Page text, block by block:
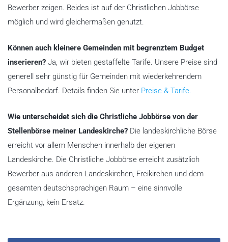
Bewerber zeigen. Beides ist auf der Christlichen Jobbörse
möglich und wird gleichermaßen genutzt.
Können auch kleinere Gemeinden mit begrenztem Budget
inserieren? Ja, wir bieten gestaffelte Tarife. Unsere Preise sind
generell sehr günstig für Gemeinden mit wiederkehrendem
Personalbedarf. Details finden Sie unter Preise & Tarife.
Wie unterscheidet sich die Christliche Jobbörse von der
Stellenbörse meiner Landeskirche? Die landeskirchliche Börse
erreicht vor allem Menschen innerhalb der eigenen
Landeskirche. Die Christliche Jobbörse erreicht zusätzlich
Bewerber aus anderen Landeskirchen, Freikirchen und dem
gesamten deutschsprachigen Raum – eine sinnvolle
Ergänzung, kein Ersatz.